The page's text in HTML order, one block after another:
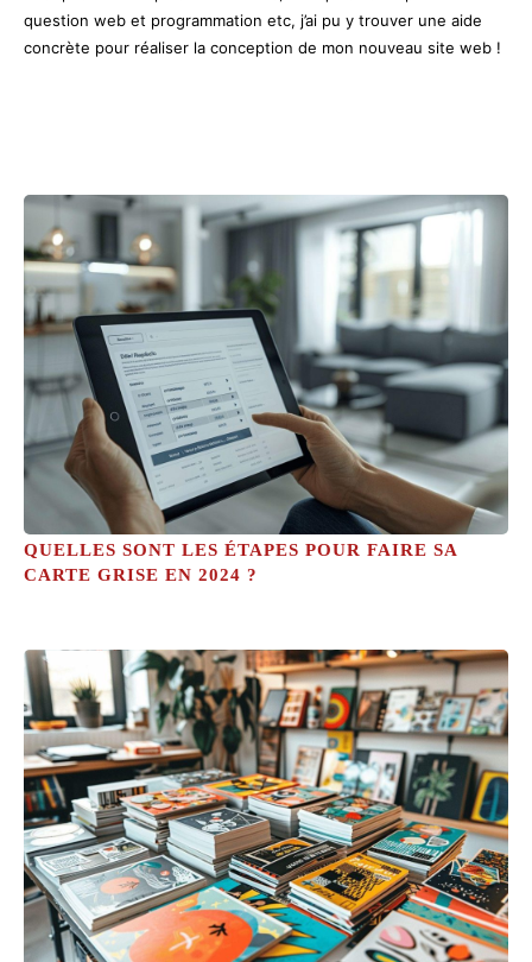
question web et programmation etc, j’ai pu y trouver une aide
concrète pour réaliser la conception de mon nouveau site web !
QUELLES SONT LES ÉTAPES POUR FAIRE SA
CARTE GRISE EN 2024 ?